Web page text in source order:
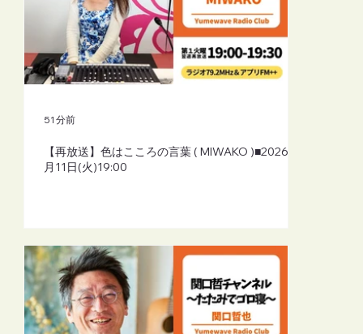
【再放送】色はこころの言葉 ( MIWAKO )■2026年8
月11日(火)19:00
51 分前